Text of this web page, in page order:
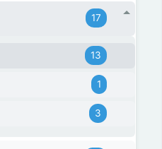
17
13
1
3